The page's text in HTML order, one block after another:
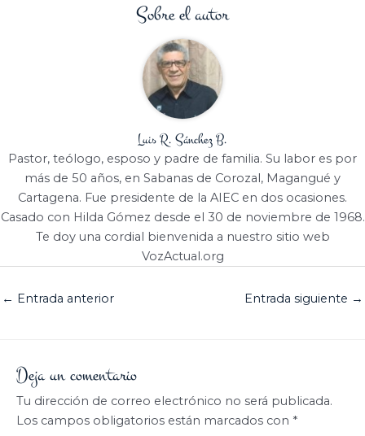
Sobre el autor
Luis R. Sánchez B.
Pastor, teólogo, esposo y padre de familia. Su labor es por
más de 50 años, en Sabanas de Corozal, Magangué y
Cartagena. Fue presidente de la AIEC en dos ocasiones.
Casado con Hilda Gómez desde el 30 de noviembre de 1968.
Te doy una cordial bienvenida a nuestro sitio web
VozActual.org
← Entrada anterior Entrada siguiente →
Deja un comentario
Tu dirección de correo electrónico no será publicada.
Los campos obligatorios están marcados con *